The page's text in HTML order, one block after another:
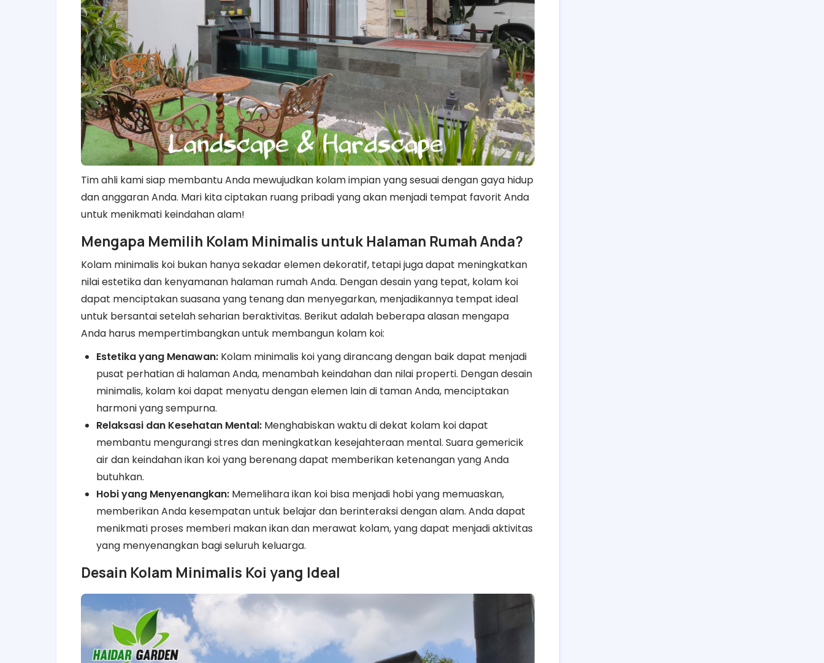
Tim ahli kami siap membantu Anda mewujudkan kolam impian yang sesuai dengan gaya hidup
dan anggaran Anda. Mari kita ciptakan ruang pribadi yang akan menjadi tempat favorit Anda
untuk menikmati keindahan alam!
Mengapa Memilih Kolam Minimalis untuk Halaman Rumah Anda?
Kolam minimalis koi bukan hanya sekadar elemen dekoratif, tetapi juga dapat meningkatkan
nilai estetika dan kenyamanan halaman rumah Anda. Dengan desain yang tepat, kolam koi
dapat menciptakan suasana yang tenang dan menyegarkan, menjadikannya tempat ideal
untuk bersantai setelah seharian beraktivitas. Berikut adalah beberapa alasan mengapa
Anda harus mempertimbangkan untuk membangun kolam koi:
Estetika yang Menawan: Kolam minimalis koi yang dirancang dengan baik dapat menjadi
pusat perhatian di halaman Anda, menambah keindahan dan nilai properti. Dengan desain
minimalis, kolam koi dapat menyatu dengan elemen lain di taman Anda, menciptakan
harmoni yang sempurna.
Relaksasi dan Kesehatan Mental: Menghabiskan waktu di dekat kolam koi dapat
membantu mengurangi stres dan meningkatkan kesejahteraan mental. Suara gemericik
air dan keindahan ikan koi yang berenang dapat memberikan ketenangan yang Anda
butuhkan.
Hobi yang Menyenangkan: Memelihara ikan koi bisa menjadi hobi yang memuaskan,
memberikan Anda kesempatan untuk belajar dan berinteraksi dengan alam. Anda dapat
menikmati proses memberi makan ikan dan merawat kolam, yang dapat menjadi aktivitas
yang menyenangkan bagi seluruh keluarga.
Desain Kolam Minimalis Koi yang Ideal